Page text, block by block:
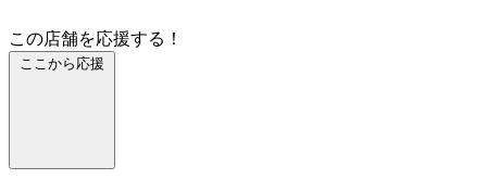
この店舗を応援する！
ここから応援